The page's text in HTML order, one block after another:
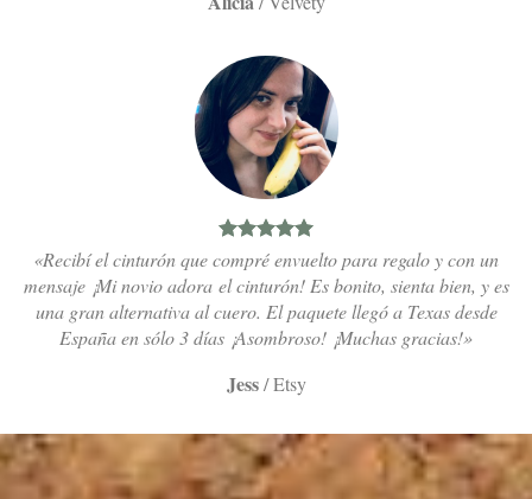
«Recibí el cinturón que compré envuelto para regalo y con un
mensaje ¡Mi novio adora el cinturón! Es bonito, sienta bien, y es
una gran alternativa al cuero. El paquete llegó a Texas desde
España en sólo 3 días ¡Asombroso! ¡Muchas gracias!»
Jess /Etsy